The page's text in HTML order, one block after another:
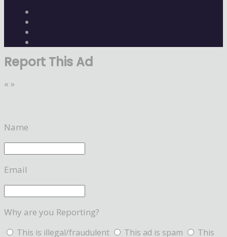
Report This Ad
« »
Name
Email
Why are you Reporting?
This is illegal/fraudulent This ad is spam
This